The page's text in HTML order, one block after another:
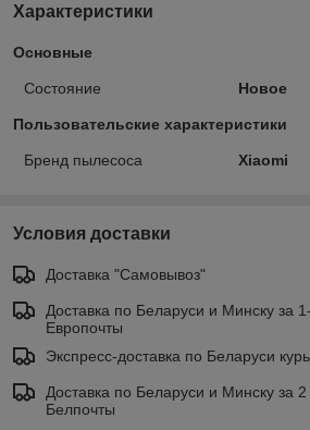
Характеристики
Основные
Состояние Новое
Пользовательские характеристики
Бренд пылесоса Xiaomi
Условия доставки
Доставка "Самовывоз"
Доставка по Беларуси и Минску за
Европочты
Экспресс-доставка по Беларуси
Доставка по Беларуси и Минску за
Белпочты